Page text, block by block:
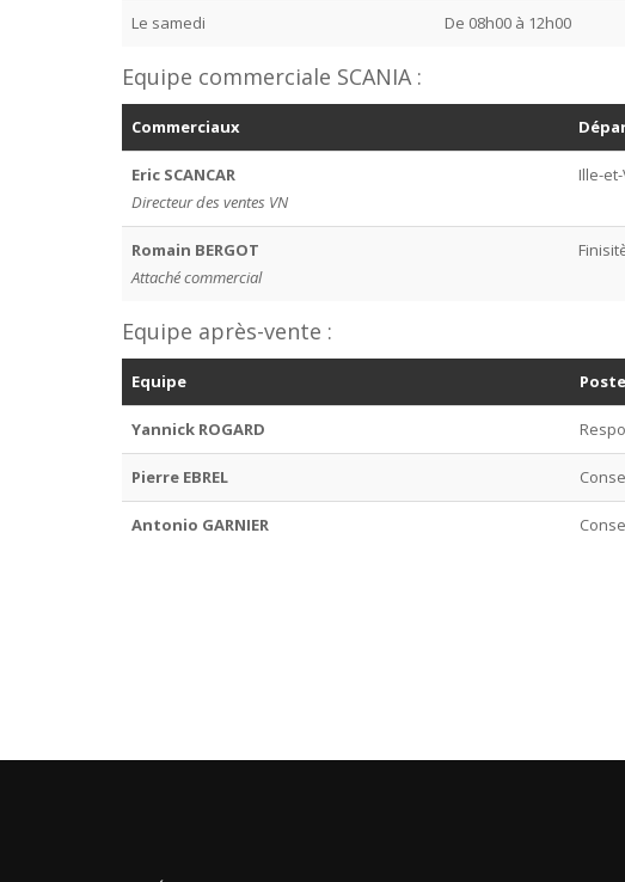
Le samedi De 08h00 à 12h00
Equipe commerciale SCANIA :
Commerciaux
Eric SCANCAR
Directeur des ventes VN
Ille-
Romain BERGOT
Attaché commercial
Equipe après-vente :
Equipe Poste
Yannick ROGARD
Pierre EBREL
Antonio GARNIER